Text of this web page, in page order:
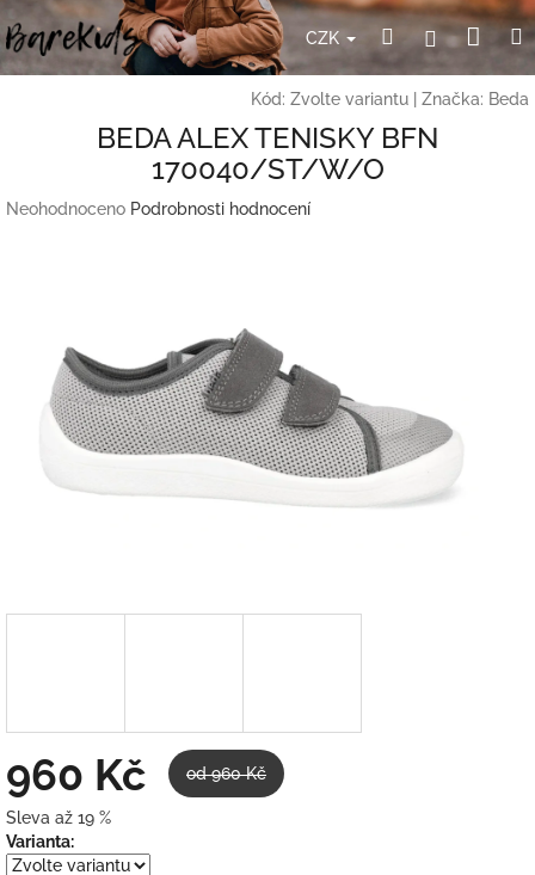
Přejít
na
obsah
CZK HledatPřihlášení
Kód: Zvolte variantu Značka: Beda
BEDA ALEX TENISKY BFN
170040/ST/W/O
Průměrné
hvězdiček.
Neohodnoceno Podrobnosti hodnocení
960 Kč od 960 Kč
Sleva až 19 %
Měrná
cena:
Varianta: